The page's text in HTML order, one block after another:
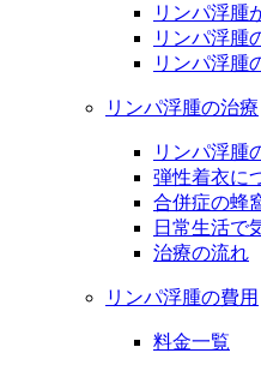
リンパ浮腫
リンパ浮腫
リンパ浮腫
リンパ浮腫の治療
リンパ浮腫
弾性着衣に
合併症の蜂
日常生活で
治療の流れ
リンパ浮腫の費用
料金一覧